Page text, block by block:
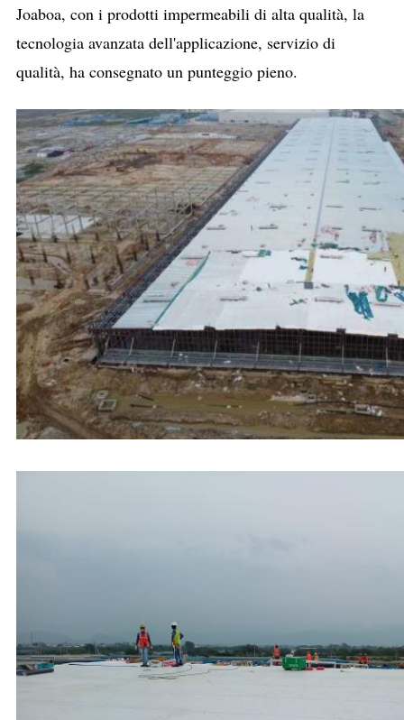
Joaboa, con i prodotti impermeabili di alta qualità, la
tecnologia avanzata dell'applicazione, servizio di
qualità, ha consegnato un punteggio pieno.